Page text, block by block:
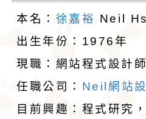
愛。吉
小型玩
犬的狩
似梗類犬
后阿德
Patti）
娃娃成
犬舍 。
吉娃娃
娃犬舍
4月30日
吉娃娃
警惕，
1890年
hsu
本名： 徐嘉裕 Neil
出生年份：1976年
現職：網站程式設計師
任職公司： Neil網站
目前興趣：程式研究